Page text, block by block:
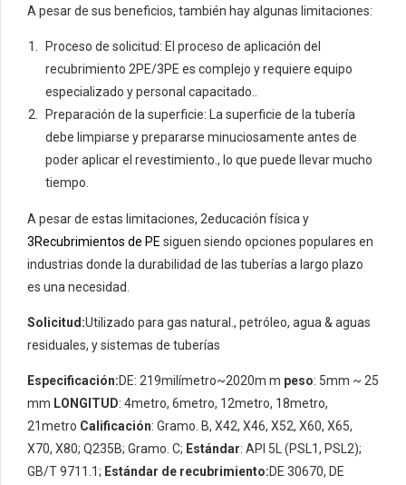
A pesar de sus beneficios, también hay algunas limitaciones:
Proceso de solicitud: El proceso de aplicación del
recubrimiento 2PE/3PE es complejo y requiere equipo
especializado y personal capacitado..
Preparación de la superficie: La superficie de la tubería
debe limpiarse y prepararse minuciosamente antes de
poder aplicar el revestimiento., lo que puede llevar mucho
tiempo.
A pesar de estas limitaciones, 2educación física y
3Recubrimientos de PE siguen siendo opciones populares en
industrias donde la durabilidad de las tuberías a largo plazo
es una necesidad.
Solicitud:Utilizado para gas natural., petróleo, agua & aguas
residuales, y sistemas de tuberías
Especificación:DE: 219milímetro~2020m m peso: 5mm ~ 25
mm LONGITUD: 4metro, 6metro, 12metro, 18metro,
21metro Calificación: Gramo. B, X42, X46, X52, X60, X65,
X70, X80; Q235B; Gramo. C; Estándar: API 5L (PSL1, PSL2);
GB/T 9711.1; Estándar de recubrimiento:DE 30670, DE